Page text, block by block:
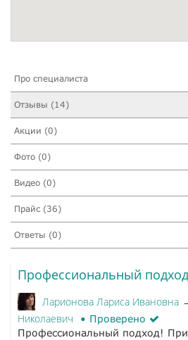
Про специалиста
Отзывы (14)
Акции (0)
Фото (0)
Видео (0)
Прайс (36)
Ответы (0)
Профессиональный подход
Ларионова Лариса Ивановна
Николаевич
Проверено
Профессиональный подход!